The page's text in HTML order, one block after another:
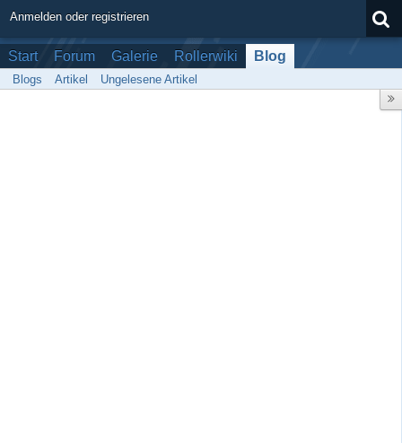
Anmelden oder registrieren
Start Forum Galerie Rollerwiki Blog
Blogs Artikel Ungelesene Artikel